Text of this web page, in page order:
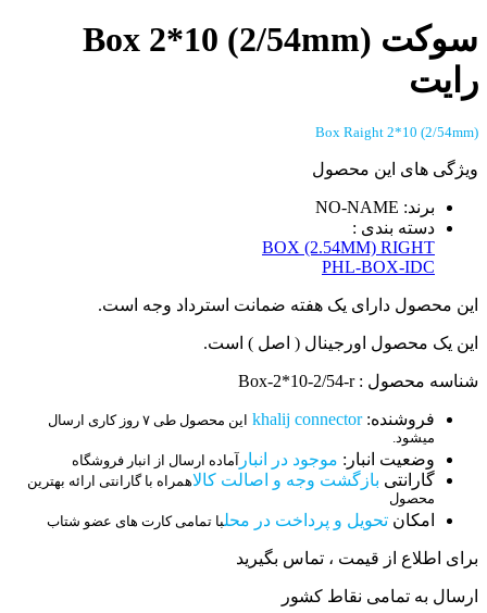
سوکت Box 2*10 (2/54mm)
رایت
Box Raight 2*10 (2/54mm)
ویژگی های این محصول
برند: NO-NAME
دسته بندی :
BOX (2.54MM) RIGHT
PHL-BOX-IDC
این محصول دارای یک هفته ضمانت استرداد وجه است.
این یک محصول اورجینال ( اصل ) است.
شناسه محصول : Box-2*10-2/54-r
فروشنده:khalij connector این محصول طی ۷ روز کاری ارسال
میشود.
وضعیت انبار: موجود در انبار آماده ارسال از انبار فروشگاه
گارانتی بازگشت وجه و اصالت کالاهمراه با گارانتی ارائه بهترین
محصول
امکان تحویل و پرداخت در محلبا تمامی کارت های عضو شتاب
برای اطلاع از قیمت ، تماس بگیرید
ارسال به تمامی نقاط کشور